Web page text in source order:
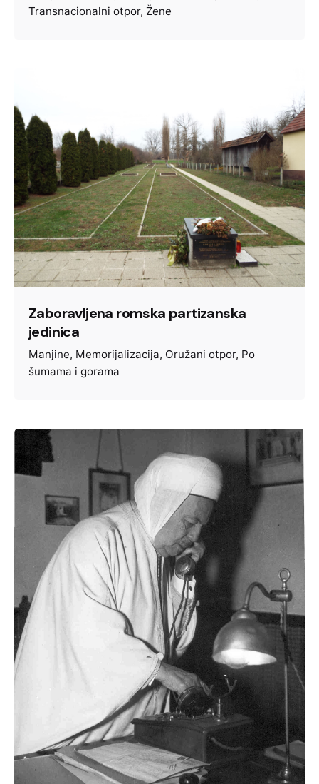
Transnacionalni otpor Žene
Zaboravljena romska partizanska
jedinica
Manjine Memorijalizacija Oružani otpor Po
šumama i gorama